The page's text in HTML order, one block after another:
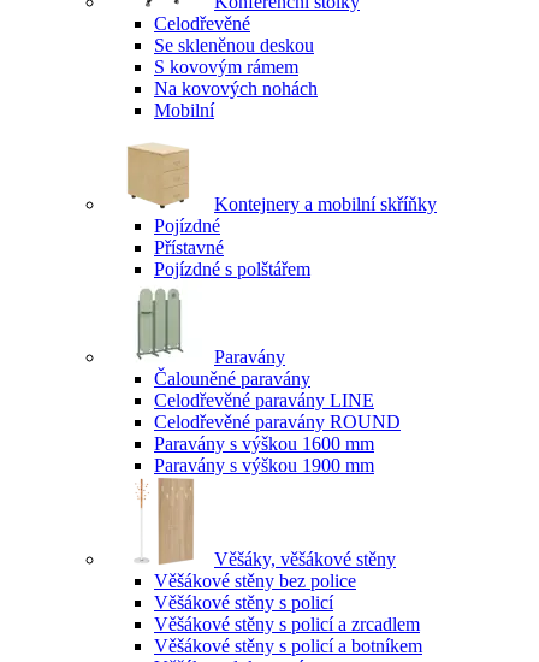
Celodřevěné
Se skleněnou deskou
S kovovým rámem
Na kovových nohách
Mobilní
Kontejnery a mobilní skříňky
Pojízdné
Přístavné
Pojízdné s polštářem
Paravány
Čalouněné paravány
Celodřevěné paravány LINE
Celodřevěné paravány ROUND
Paravány s výškou 1600 mm
Paravány s výškou 1900 mm
Věšáky, věšákové stěny
Věšákové stěny bez police
Věšákové stěny s policí
Věšákové stěny s policí a zrcadlem
Věšákové stěny s policí a botníkem